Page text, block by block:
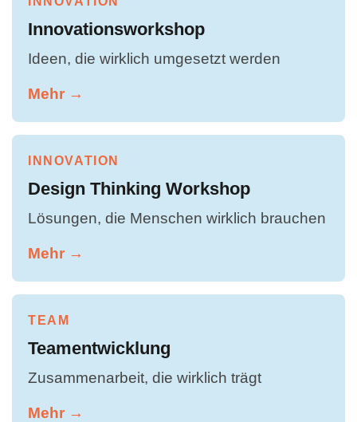
Innovationsworkshop
Ideen, die wirklich umgesetzt werden
Mehr →
INNOVATION
Design Thinking Workshop
Lösungen, die Menschen wirklich brauchen
Mehr →
TEAM
Teamentwicklung
Zusammenarbeit, die wirklich trägt
Mehr →